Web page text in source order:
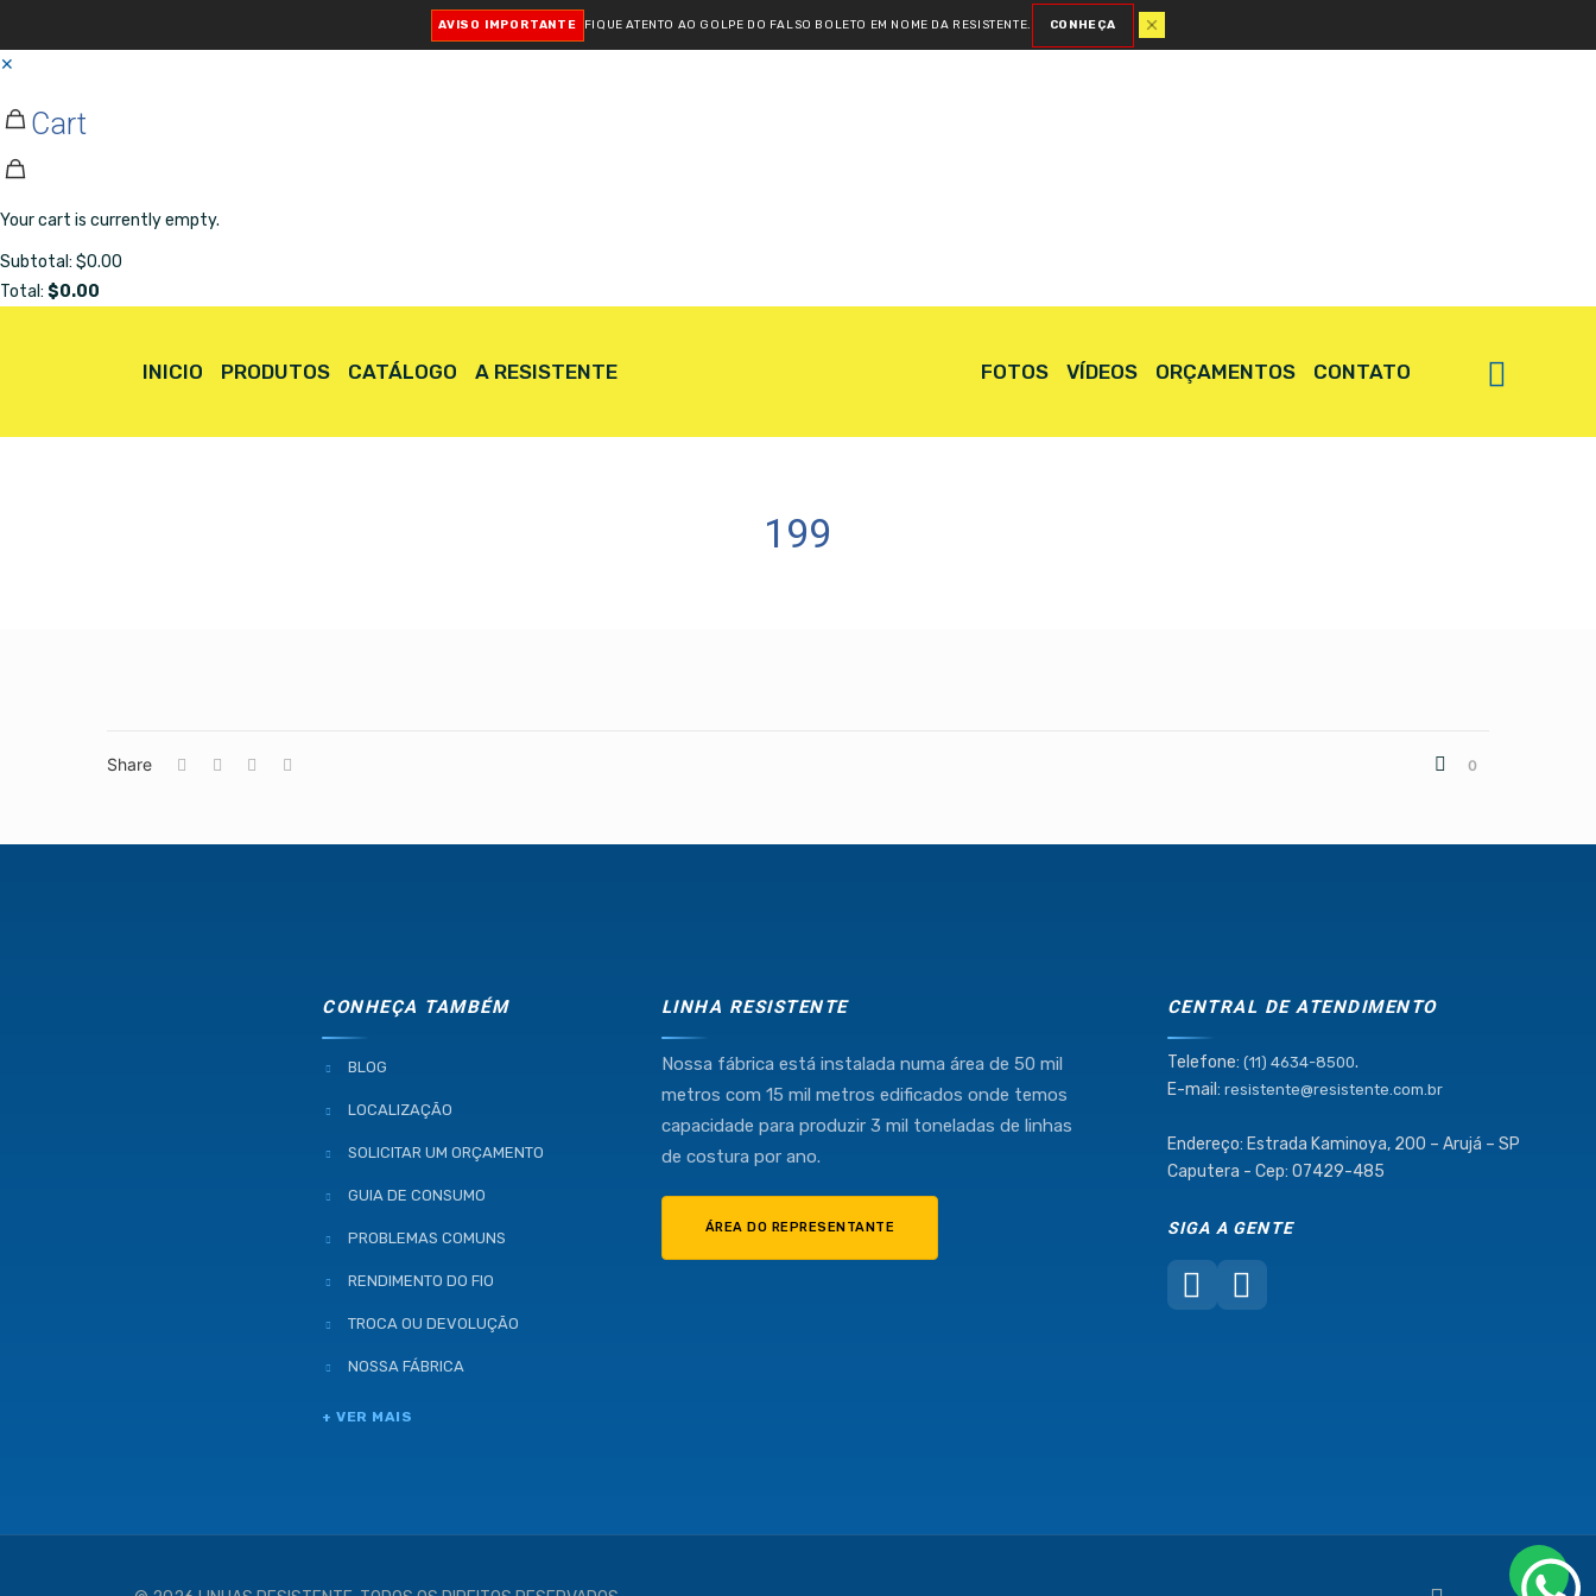
✕
Cart
Your cart is currently empty.
Subtotal: $0.00
Total: $0.00
AVISO IMPORTANTE FIQUE ATENTO AO GOLPE DO FALSO BOLETO EM NOME DA RESISTENTE. CONHEÇA
INICIO PRODUTOS CATÁLOGO A RESISTENTE FOTOS VÍDEOS ORÇAMENTOS CONTATO
199
Share 0
CONHEÇA TAMBÉM
BLOG
LOCALIZAÇÃO
SOLICITAR UM ORÇAMENTO
GUIA DE CONSUMO
PROBLEMAS COMUNS
RENDIMENTO DO FIO
TROCA OU DEVOLUÇÃO
NOSSA FÁBRICA
+ VER MAIS
LINHA RESISTENTE
Nossa fábrica está instalada numa área de 50 mil
metros com 15 mil metros edificados onde temos
capacidade para produzir 3 mil toneladas de linhas
de costura por ano.
ÁREA DO REPRESENTANTE
CENTRAL DE ATENDIMENTO
Telefone: (11) 4634-8500.
E-mail: resistente@resistente.com.br
Endereço: Estrada Kaminoya, 200 – Arujá – SP
Caputera - Cep: 07429-485
SIGA A GENTE